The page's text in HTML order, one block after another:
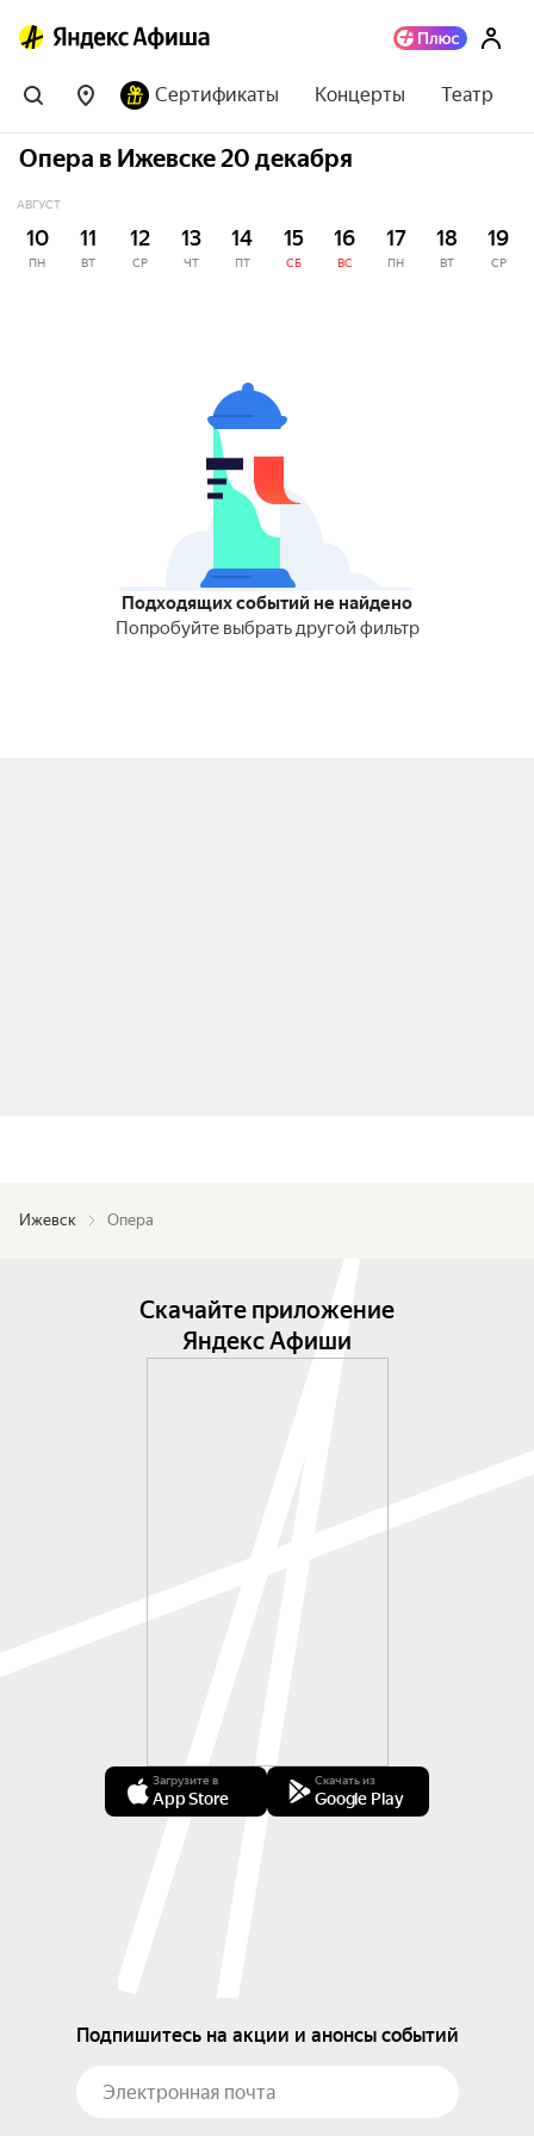
Сертификаты Концерты Театр
Опера в Ижевске 20 декабря
АВГУСТ
10
ПН
11
ВТ
12
СР
13
ЧТ
14
ПТ
15
СБ
16
ВС
17
ПН
18
ВТ
19
СР
Подходящих событий не найдено
Попробуйте выбрать другой фильтр
Ижевск Опера
Скачайте приложение
Яндекс Афиши
Загрузите в
App Store
Скачать из
Google Play
Подпишитесь на акции и анонсы событий